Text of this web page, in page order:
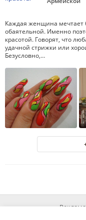
Каждая женщина мечтает
обаятельной. Именно
красотой. Говорят, что
удачной стрижки или
Безусловно,…